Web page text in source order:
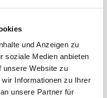
und Anzeigen zu
soziale Medien anbieten
unsere Website zu
Informationen zu Ihrer
unsere Partner für
Lieferzeit Tage:ca. 5-7 Arbeitstage